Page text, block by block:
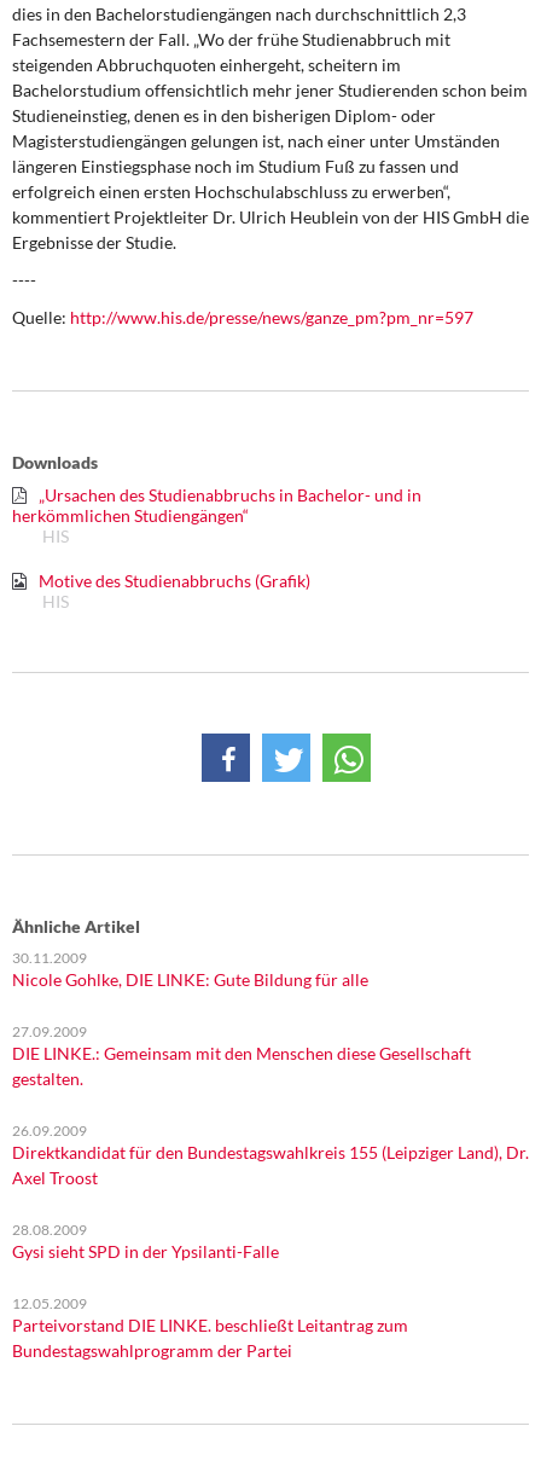
dies in den Bachelorstudiengängen nach durchschnittlich 2,3
Fachsemestern der Fall. „Wo der frühe Studienabbruch mit
steigenden Abbruchquoten einhergeht, scheitern im
Bachelorstudium offensichtlich mehr jener Studierenden schon beim
Studieneinstieg, denen es in den bisherigen Diplom- oder
Magisterstudiengängen gelungen ist, nach einer unter Umständen
längeren Einstiegsphase noch im Studium Fuß zu fassen und
erfolgreich einen ersten Hochschulabschluss zu erwerben“,
kommentiert Projektleiter Dr. Ulrich Heublein von der HIS GmbH die
Ergebnisse der Studie.
----
Quelle: http://www.his.de/presse/news/ganze_pm?pm_nr=597
Downloads
„Ursachen des Studienabbruchs in Bachelor- und in
herkömmlichen Studiengängen“
HIS
Motive des Studienabbruchs (Grafik)
HIS
Ähnliche Artikel
30.11.2009
Nicole Gohlke, DIE LINKE: Gute Bildung für alle
27.09.2009
DIE LINKE.: Gemeinsam mit den Menschen diese Gesellschaft
gestalten.
26.09.2009
Direktkandidat für den Bundestagswahlkreis 155 (Leipziger Land), Dr.
Axel Troost
28.08.2009
Gysi sieht SPD in der Ypsilanti-Falle
12.05.2009
Parteivorstand DIE LINKE. beschließt Leitantrag zum
Bundestagswahlprogramm der Partei